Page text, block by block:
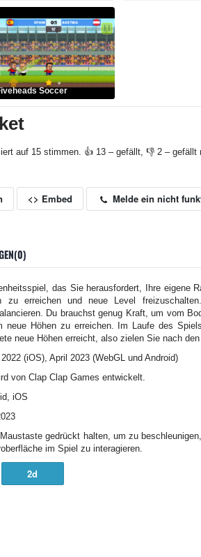
Soccer
auf 15 stimmen. 👍 13 – gefällt, 👎 2 –
<> Embed Melde ein nicht
das Sie herausfordert, Ihre
zu erreichen und neue Level
Du brauchst genug Kraft, um vom
neue Höhen zu erreichen. Im Laufe des
neue Höhen erreicht, also zielen Sie nach
(iOS), April 2023 (WebGL und Android)
von Clap Clap Games entwickelt.
iOS
gedrückt halten, um zu
im Spiel zu interagieren.
2d